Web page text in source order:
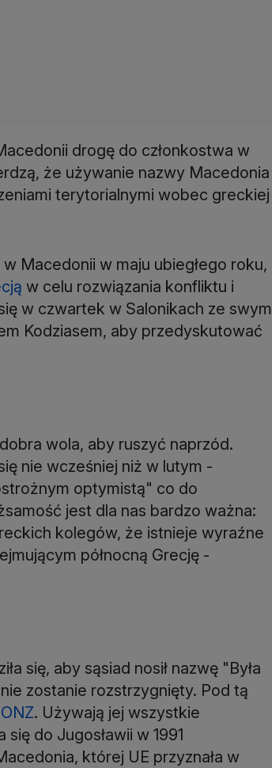
drogę do członkostwa w
że używanie nazwy Macedonia
terytorialnymi wobec greckiej
Macedonii w maju ubiegłego roku,
w celu rozwiązania konfliktu i
w czwartek w Salonikach ze swym
Kodziasem, aby przedyskutować
wola, aby ruszyć naprzód.
nie wcześniej niż w lutym -
optymistą" co do
jest dla nas bardzo ważna:
kolegów, że istnieje wyraźne
północną Grecję -
się, aby sąsiad nosił nazwę "Była
zostanie rozstrzygnięty. Pod tą
ONZ. Używają jej wszystkie
do Jugosławii w 1991
której UE przyznała w